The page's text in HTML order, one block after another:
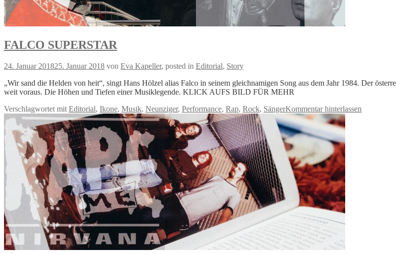
FALCO SUPERSTAR
24. Januar 201825. Januar 2018 von Eva Kapeller, posted in Editorial, Story
„Wir sand die Helden von heit“, singt Hans Hölzel alias Falco in seinem gleichnamigen Song aus dem Jahr 1984. Der
weit voraus. Die Höhen und Tiefen einer Musiklegende. KLICK AUFS BILD FÜR MEHR
Verschlagwortet mit Editorial, Ikone, Musik, Neunziger, Performance, Rap, Rock, SängerKommentar hinterlassen